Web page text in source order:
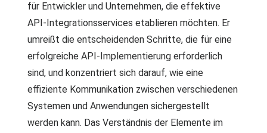
für Entwickler und Unternehmen, die effektive
API-Integrationsservices etablieren möchten. Er
umreißt die entscheidenden Schritte, die für eine
erfolgreiche API-Implementierung erforderlich
sind, und konzentriert sich darauf, wie eine
effiziente Kommunikation zwischen verschiedenen
Systemen und Anwendungen sichergestellt
werden kann. Das Verständnis der Elemente im